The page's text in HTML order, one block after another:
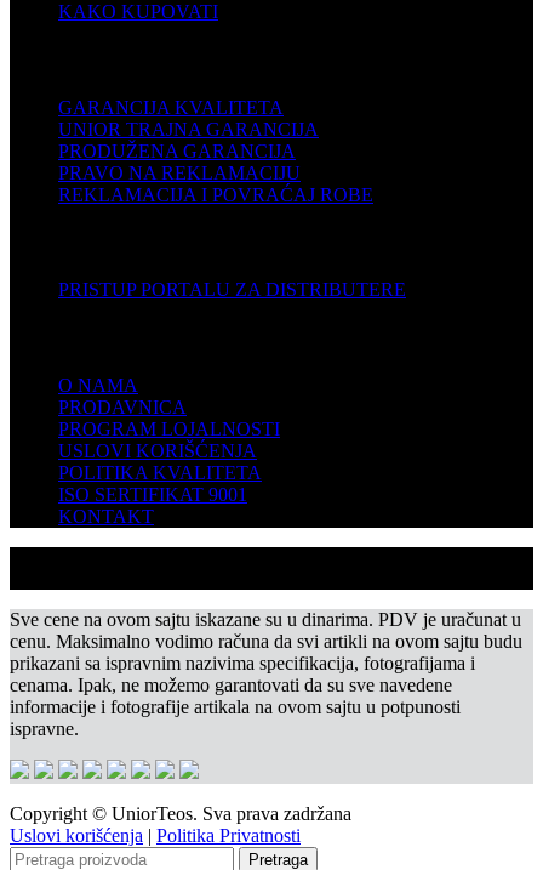
KAKO KUPOVATI
GARANCIJA KVALITETA
UNIOR TRAJNA GARANCIJA
PRODUŽENA GARANCIJA
PRAVO NA REKLAMACIJU
REKLAMACIJA I POVRAĆAJ ROBE
PRISTUP PORTALU ZA DISTRIBUTERE
O NAMA
PRODAVNICA
PROGRAM LOJALNOSTI
USLOVI KORIŠĆENJA
POLITIKA KVALITETA
ISO SERTIFIKAT 9001
KONTAKT
Sve cene na ovom sajtu iskazane su u dinarima. PDV je uračunat u
cenu. Maksimalno vodimo računa da svi artikli na ovom sajtu budu
prikazani sa ispravnim nazivima specifikacija, fotografijama i
cenama. Ipak, ne možemo garantovati da su sve navedene
informacije i fotografije artikala na ovom sajtu u potpunosti
ispravne.
Copyright © UniorTeos. Sva prava zadržana
Uslovi korišćenja | Politika Privatnosti
Pretraga